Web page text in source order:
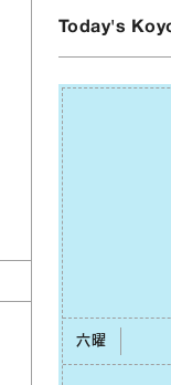
Today's
六曜